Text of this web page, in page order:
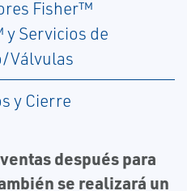
Fisher™
y Servicios de
Válvulas
y Cierre
después para
se realizará un